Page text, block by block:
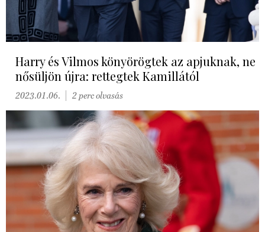
Harry és Vilmos könyörögtek az apjuknak, ne
nősüljön újra: rettegtek Kamillától
2023.01.06. 2 perc olvasás